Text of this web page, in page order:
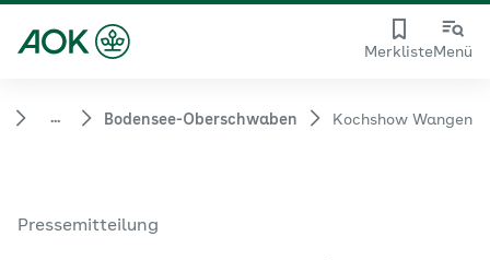
MerklisteMenü
... Bodensee-Oberschwaben Kochshow Wangen
Pressemitteilung